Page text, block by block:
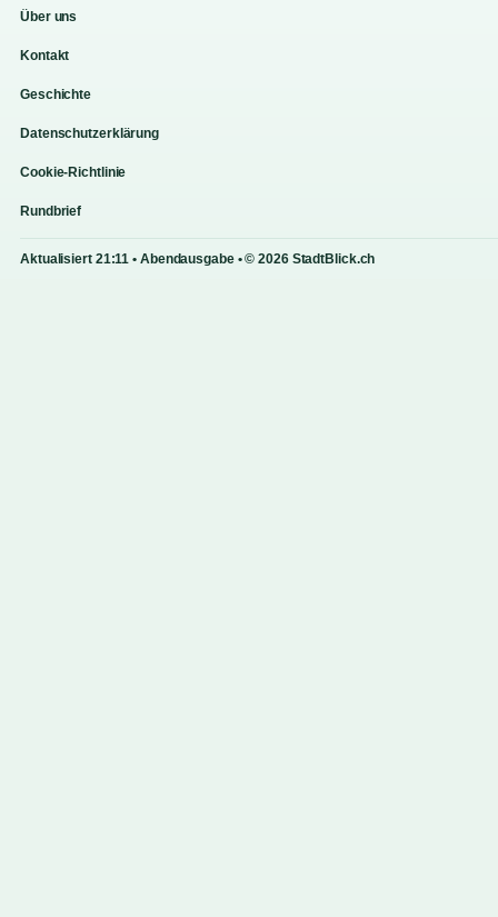
Über uns
Kontakt
Geschichte
Datenschutzerklärung
Cookie-Richtlinie
Rundbrief
Aktualisiert 21:11 • Abendausgabe • © 2026 StadtBlick.ch